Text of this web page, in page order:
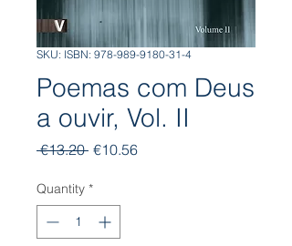
SKU: ISBN: 978-989-9180-31-4
Poemas com Deus
a ouvir, Vol. II
€13.20 Regular
€10.56Sale
Quantity *